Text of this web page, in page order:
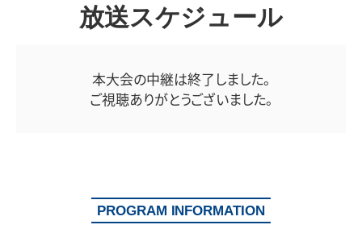
放送スケジュール
本大会の中継は終了しました。
ご視聴ありがとうございました。
PROGRAM INFORMATION